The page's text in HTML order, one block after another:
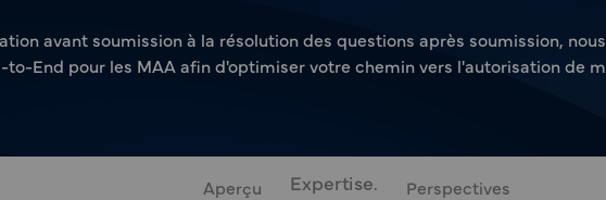
avant soumission à la résolution des questions après soumission,
to-End pour les MAA afin d'optimiser votre chemin vers l'autorisation de
Aperçu Expertise. Perspectives